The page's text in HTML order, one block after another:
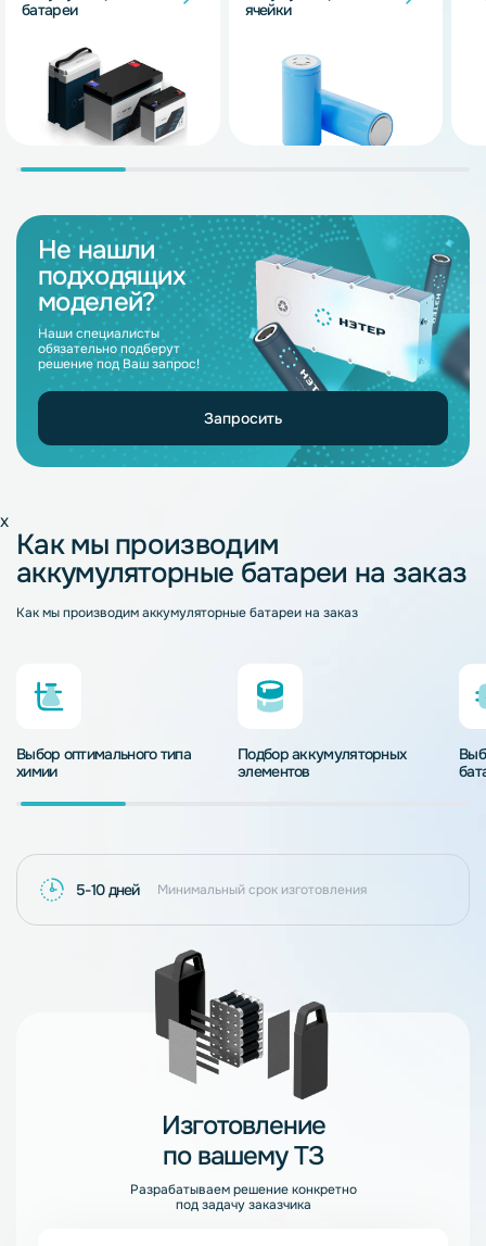
батареи
ячейки
Не нашли
подходящих
моделей?
Наши специалисты
обязательно подберут
решение под Ваш запрос!
Запросить
x
Как мы производим
аккумуляторные батареи на заказ
Как мы производим аккумуляторные батареи на заказ
5-10 дней Минимальный срок изготовления
Выбор оптимального типа
химии
Подбор аккумуляторных
элементов
Изготовление
по вашему ТЗ
Разрабатываем решение конкретно
под задачу заказчика